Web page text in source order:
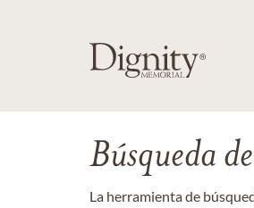
Búsqueda
La herramienta de